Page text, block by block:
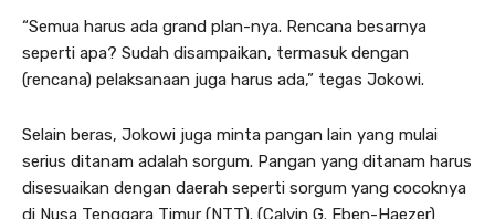
“Semua harus ada grand plan-nya. Rencana besarnya
seperti apa? Sudah disampaikan, termasuk dengan
(rencana) pelaksanaan juga harus ada,” tegas Jokowi.
Selain beras, Jokowi juga minta pangan lain yang mulai
serius ditanam adalah sorgum. Pangan yang ditanam harus
disesuaikan dengan daerah seperti sorgum yang cocoknya
di Nusa Tenggara Timur (NTT). (Calvin G. Eben-Haezer)